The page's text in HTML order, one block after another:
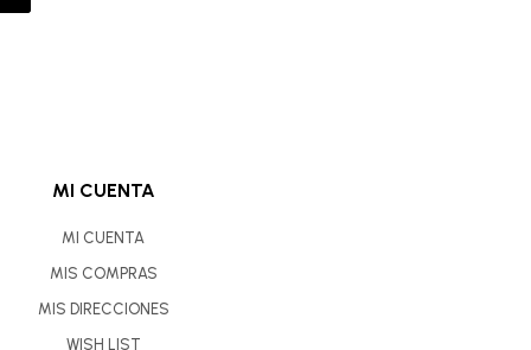
MI CUENTA
MI CUENTA
MIS COMPRAS
MIS DIRECCIONES
WISH LIST